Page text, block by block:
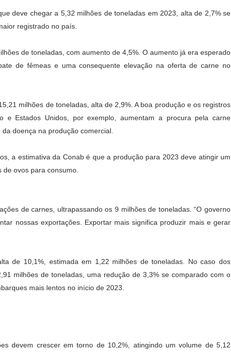
deve chegar a 5,32 milhões de toneladas em 2023, alta de 2,7% se
registrado no país.
de toneladas, com aumento de 4,5%. O aumento já era esperado
de fêmeas e uma consequente elevação na oferta de carne no
milhões de toneladas, alta de 2,9%. A boa produção e os registros
e Estados Unidos, por exemplo, aumentam a procura pela carne
doença na produção comercial.
a estimativa da Conab é que a produção para 2023 deve atingir um
ovos para consumo.
de carnes, ultrapassando os 9 milhões de toneladas. “O governo
nossas exportações. Exportar mais significa produzir mais e gerar
de 10,1%, estimada em 1,22 milhões de toneladas. No caso dos
milhões de toneladas, uma redução de 3,3% se comparado com o
mais lentos no início de 2023.
devem crescer em torno de 10,2%, atingindo um volume de 5,12